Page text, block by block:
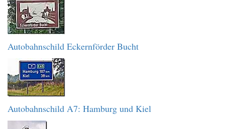
Autobahnschild Eckernförder Bucht
Autobahnschild A7: Hamburg und Kiel